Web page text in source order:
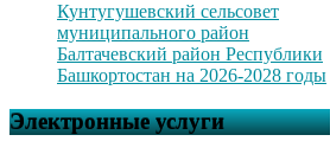
Кунтугушевский сельсовет
муниципального район
Балтачевский район Республики
Башкортостан на 2026-2028 годы
Электронные услуги